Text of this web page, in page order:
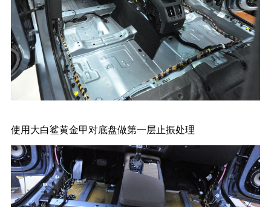
使用大白鲨黄金甲对底盘做第一层止振处理